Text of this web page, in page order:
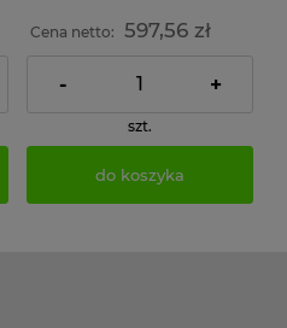
Cena netto: 597,56 zł
- +
szt.
do koszyka